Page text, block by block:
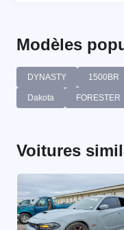
Modèles
DYNASTY 1500BR
Dakota FORESTER
Voitures